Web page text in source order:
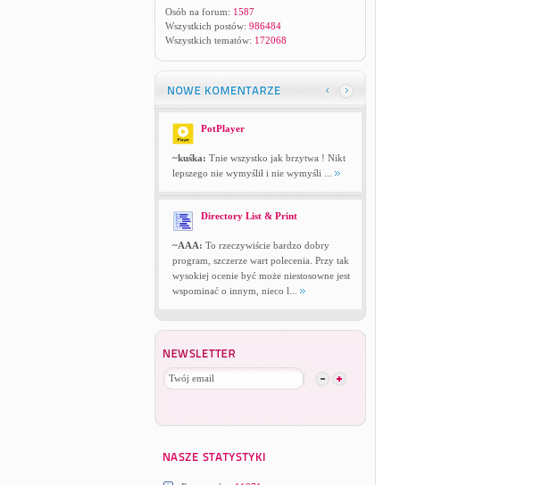
Osób na forum: 1587
Wszystkich postów: 986484
Wszystkich tematów: 172068
PotPlayer
~kuśka: Tnie wszystko jak brzytwa ! Nikt
lepszego nie wymyślił i nie wymyśli ...
Directory List & Print
~AAA: To rzeczywiście bardzo dobry
program, szczerze wart polecenia. Przy tak
wysokiej ocenie być może niestosowne jest
wspominać o innym, nieco l...